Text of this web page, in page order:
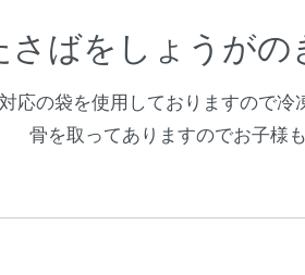
さばをしょうがの
応の袋を使用しておりますので
骨を取ってありますのでお子様